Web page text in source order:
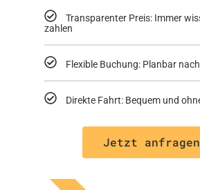
Transparenter Preis: Immer
zahlen
Flexible Buchung: Planbar
Direkte Fahrt: Bequem und
Jetzt